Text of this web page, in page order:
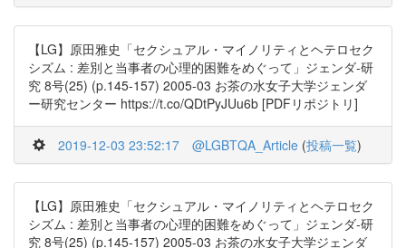
【LG】原田雅史「セクシュアル・マイノリティとヘテロセク
シズム : 差別と当事者の心理的困難をめぐって」ジェンダ-研
究 8号(25) (p.145-157) 2005-03 お茶の水女子大学ジェンダ
ー研究センター https://t.co/QDtPyJUu6b [PDFリポジトリ]
2019-12-03 23:52:17 @LGBTQA_Article (投稿一覧)
【LG】原田雅史「セクシュアル・マイノリティとヘテロセク
シズム : 差別と当事者の心理的困難をめぐって」ジェンダ-研
究 8号(25) (p.145-157) 2005-03 お茶の水女子大学ジェンダ